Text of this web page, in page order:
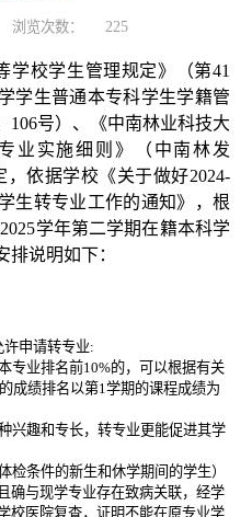
浏览次数： 225
学校学生管理规定》（第41
学生普通本专科学生学籍管
106号）、《中南林业科技大
业实施细则》（中南林发
，依据学校《关于做好2024-
生转专业工作的通知》，根
学年第二学期在籍本科学
说明如下：
申请转专业:
专业排名前10%的，可以根据有关
成绩排名以第1学期的课程成绩为
兴趣和专长，转专业更能促进其学
检条件的新生和休学期间的学生）
确与现学专业存在致病关联，经学
校医院复查，证明不能在原专业学